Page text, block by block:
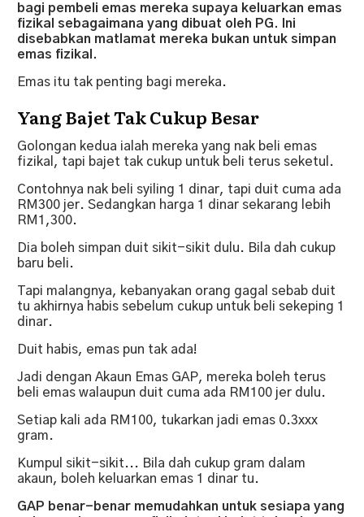
bagi pembeli emas mereka supaya keluarkan emas
fizikal sebagaimana yang dibuat oleh PG. Ini
disebabkan matlamat mereka bukan untuk simpan
emas fizikal.
Emas itu tak penting bagi mereka.
Yang Bajet Tak Cukup Besar
Golongan kedua ialah mereka yang nak beli emas
fizikal, tapi bajet tak cukup untuk beli terus seketul.
Contohnya nak beli syiling 1 dinar, tapi duit cuma ada
RM300 jer. Sedangkan harga 1 dinar sekarang lebih
RM1,300.
Dia boleh simpan duit sikit-sikit dulu. Bila dah cukup
baru beli.
Tapi malangnya, kebanyakan orang gagal sebab duit
tu akhirnya habis sebelum cukup untuk beli sekeping 1
dinar.
Duit habis, emas pun tak ada!
Jadi dengan Akaun Emas GAP, mereka boleh terus
beli emas walaupun duit cuma ada RM100 jer dulu.
Setiap kali ada RM100, tukarkan jadi emas 0.3xxx
gram.
Kumpul sikit-sikit... Bila dah cukup gram dalam
akaun, boleh keluarkan emas 1 dinar tu.
GAP benar-benar memudahkan untuk sesiapa yang